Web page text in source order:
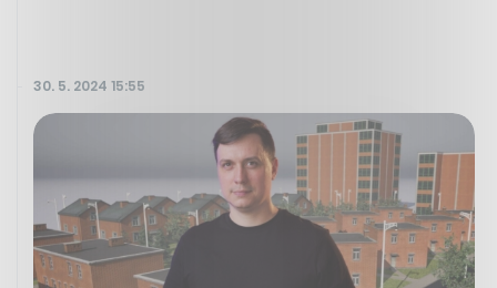
30. 5. 2024 15:55